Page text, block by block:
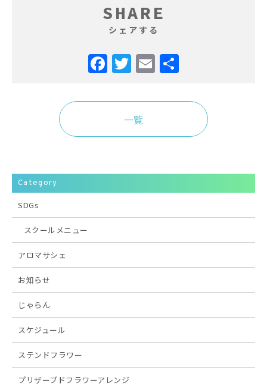
SHARE
シェアする
Facebook
Twitter
Email
一覧
Category
SDGs
スクールメニュー
アロマサシェ
お知らせ
じゃらん
スケジュール
ステンドフラワー
プリザーブドフラワーアレンジ